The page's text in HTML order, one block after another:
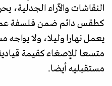
النقاشات والآراء
كطقس دائم ضمن فلسفة
يعمل نهارا وليلا، ولا
متسعا للإصغاء كقيمة
مستقبليه أيضا.